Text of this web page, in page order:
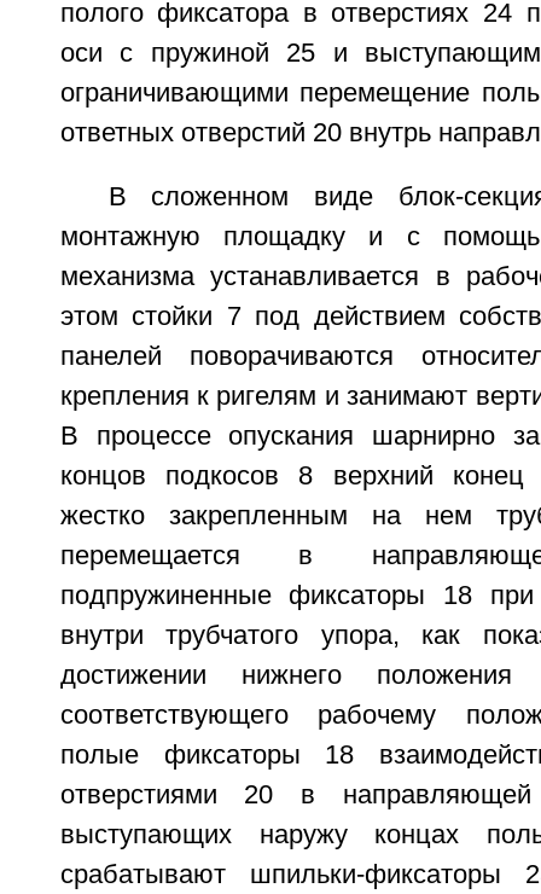
полого фиксатора в отверстиях 24
оси с пружиной 25 и
ограничивающими перемещение
ответных отверстий 20 внутрь
В сложенном виде блок-
монтажную площадку и с
механизма устанавливается в
этом стойки 7 под действием
панелей поворачиваются
крепления к ригелям и занимают
В процессе опускания шарнирно
концов подкосов 8 верхний конец
жестко закрепленным на нем
перемещается в
подпружиненные фиксаторы 18
внутри трубчатого упора, как
достижении нижнего положения
соответствующего рабочему
полые фиксаторы 18
отверстиями 20 в
выступающих наружу концах
срабатывают шпильки-фиксаторы